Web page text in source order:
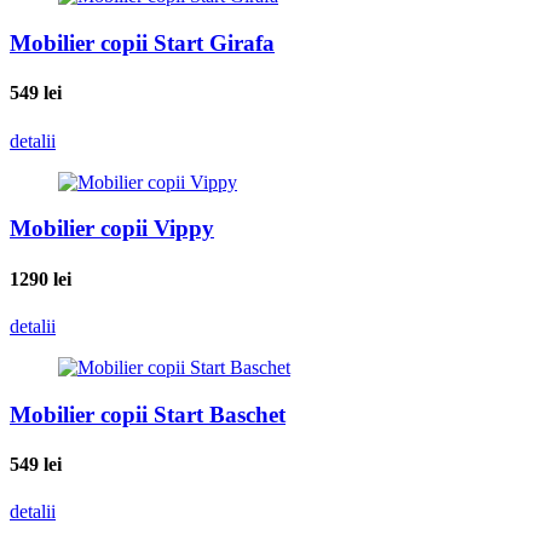
Mobilier copii Start Girafa
549 lei
detalii
Mobilier copii Vippy
1290 lei
detalii
Mobilier copii Start Baschet
549 lei
detalii